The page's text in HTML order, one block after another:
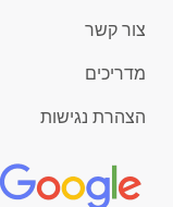
צור קשר
מדריכים
הצהרת נגישות